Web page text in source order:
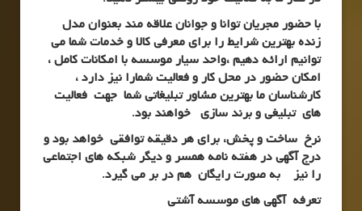
با حضور مجریان توانا و جوانان علاقه مند بعنوان مدل
زنده بهترین شرایط را برای معرفی کالا و خدمات شما می
توانیم ارائه دهیم ،واحد سیار موسسه با امکانات کامل ،
امکان حضور در محل کار و فعالیت شمارا نیز دارد ،
کارشناسان ما بهترین مشاور تبلیغاتی شما جهت فعالیت
های تبلیغی و برند سازی خواهند بود.
نرخ ساخت و پخش، برای هر دقیقه توافقی خواهد بود و
درج آگهی در هفته نامه همسر و دیگر شبکه های اجتماعی
را نیز به صورت رایگان هم در بر می گیرد.
تعرفه آگهی های موسسه آشتی